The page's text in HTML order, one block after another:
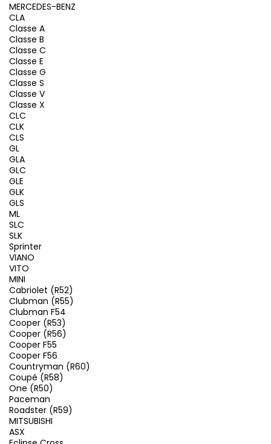
MERCEDES-BENZ
CLA
Classe A
Classe B
Classe C
Classe E
Classe G
Classe S
Classe V
Classe X
CLC
CLK
CLS
GL
GLA
GLC
GLE
GLK
GLS
ML
SLC
SLK
Sprinter
VIANO
VITO
MINI
Cabriolet (R52)
Clubman (R55)
Clubman F54
Cooper (R53)
Cooper (R56)
Cooper F55
Cooper F56
Countryman (R60)
Coupé (R58)
One (R50)
Paceman
Roadster (R59)
MITSUBISHI
ASX